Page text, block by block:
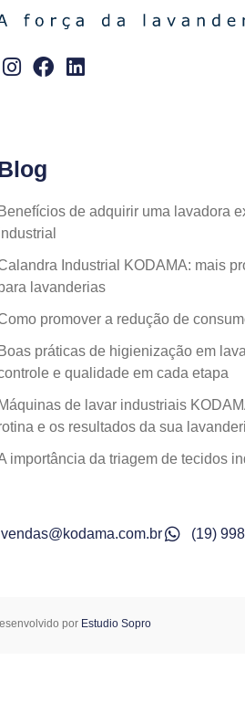
Benefícios de adquirir uma lavadora
Industrial KODAMA: mais
lavanderias
promover a redução de
Boas práticas de higienização em
e qualidade em cada etapa
Máquinas de lavar industriais
e os resultados da sua
importância da triagem de tecidos
vendas@kodama.com.br (19)
por Estudio Sopro